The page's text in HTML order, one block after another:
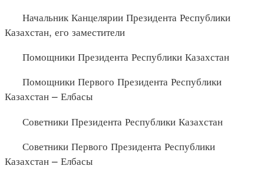
Начальник Канцелярии Президента Республики
Казахстан, его заместители
Помощники Президента Республики Казахстан
Помощники Первого Президента Республики
Казахстан – Елбасы
Советники Президента Республики Казахстан
Советники Первого Президента Республики
Казахстан – Елбасы